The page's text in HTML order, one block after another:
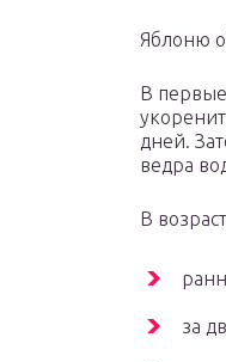
Яблоню
В
дней.
ведра
В
за